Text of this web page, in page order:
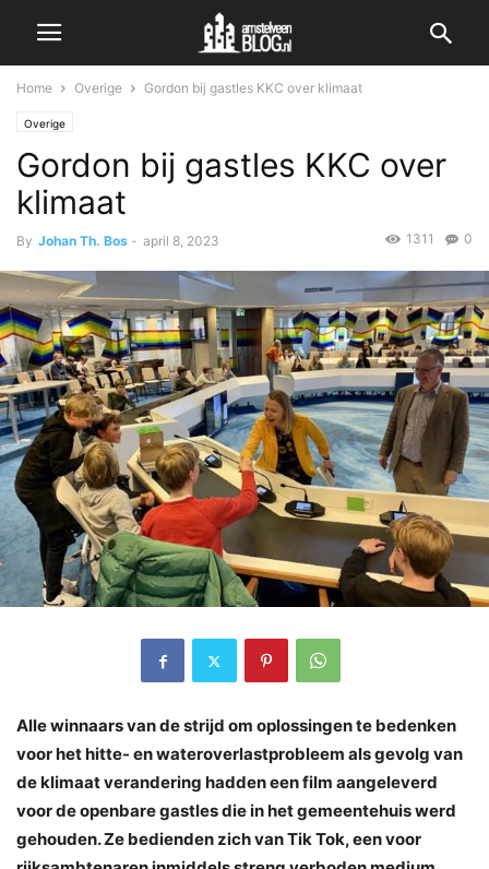
Home Overige Gordon bij gastles KKC over klimaat
Overige
Gordon bij gastles KKC over
klimaat
By Johan Th. Bos - april 8, 2023 0
1311
Alle winnaars van de strijd om oplossingen te bedenken
voor het hitte- en wateroverlastprobleem als gevolg van
de klimaat verandering hadden een film aangeleverd
voor de openbare gastles die in het gemeentehuis werd
gehouden. Ze bedienden zich van Tik Tok, een voor